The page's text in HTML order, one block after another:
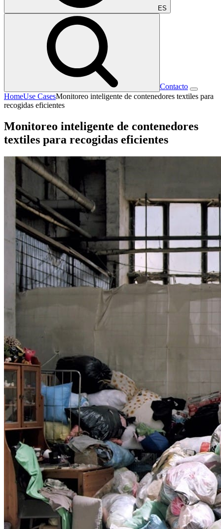
ES
Contacto
HomeUse CasesMonitoreo inteligente de contenedores textiles para
recogidas eficientes
Monitoreo inteligente de contenedores
textiles para recogidas eficientes